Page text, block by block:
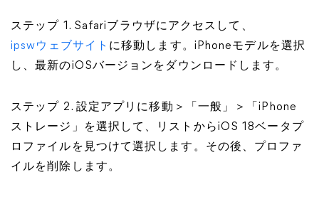
ステップ 1. Safariブラウザにアクセスして、
ipswウェブサイト に移動します。iPhoneモデルを選択
し、最新のiOSバージョンをダウンロードします。
ステップ 2. 設定アプリに移動＞「一般」＞「iPhone
ストレージ」を選択して、リストからiOS 18ベータプ
ロファイルを見つけて選択します。その後、プロファ
イルを削除します。